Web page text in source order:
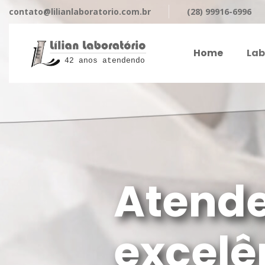
contato@lilianlaboratorio.com.br (28) 99916-6996
42 anos atendendo
Home